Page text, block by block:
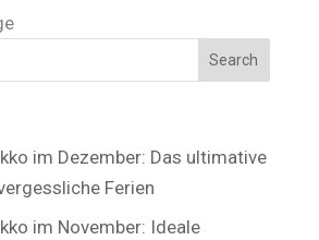
im Dezember: Das ultimative
Ferien
im November: Ideale